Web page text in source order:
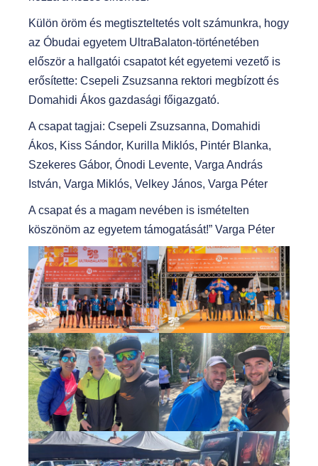
Külön öröm és megtiszteltetés volt számunkra, hogy
az Óbudai egyetem UltraBalaton-történetében
először a hallgatói csapatot két egyetemi vezető is
erősítette: Csepeli Zsuzsanna rektori megbízott és
Domahidi Ákos gazdasági főigazgató.
A csapat tagjai: Csepeli Zsuzsanna, Domahidi
Ákos, Kiss Sándor, Kurilla Miklós, Pintér Blanka,
Szekeres Gábor, Ónodi Levente, Varga András
István, Varga Miklós, Velkey János, Varga Péter
A csapat és a magam nevében is ismételten
köszönöm az egyetem támogatását!” Varga Péter